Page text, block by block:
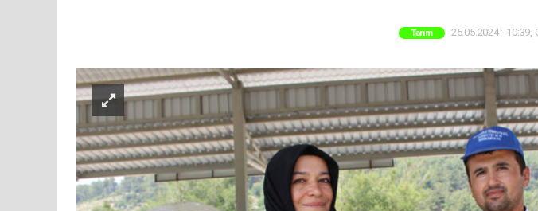
Tarım 25.05.2024 - 10:39,